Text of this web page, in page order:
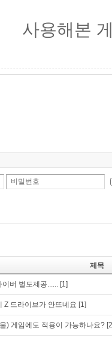
사용해본
비밀번호
제목
버 별도제공...... [1]
Z 드라이브가 안뜨네요 [1]
) 게임에도 적용이 가능하나요?